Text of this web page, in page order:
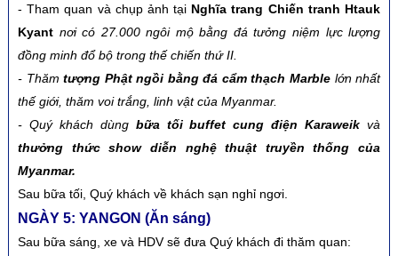
- Tham quan và chụp ảnh tại Nghĩa trang Chiến tranh Htauk
Kyant nơi có 27.000 ngôi mộ bằng đá tưởng niệm lực lượng
đồng minh đổ bộ trong thế chiến thứ II.
- Thămtượng Phật ngồi bằng đá cẩm thạch Marblelớn nhất
thế giới, thăm voi trắng, linh vật của Myanmar.
- Quý khách dùng bữa tối buffet cung điện Karaweik và
thưởng thức show diễn nghệ thuật truyền thống của
Myanmar.
Sau bữa tối, Quý khách về khách sạn nghỉ ngơi.
NGÀY 5: YANGON (Ăn sáng)
Sau bữa sáng, xe và HDV sẽ đưa Quý khách đi thăm quan: